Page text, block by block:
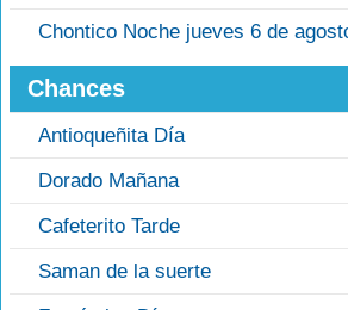
Chontico Noche jueves 6 de
Chances
Antioqueñita Día
Dorado Mañana
Cafeterito Tarde
Saman de la suerte